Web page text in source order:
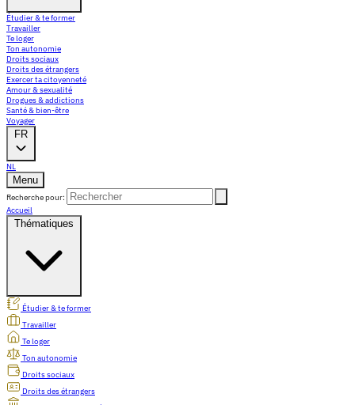
Étudier & te former
Travailler
Te loger
Ton autonomie
Droits sociaux
Droits des étrangers
Exercer ta citoyenneté
Amour & sexualité
Drogues & addictions
Santé & bien-être
Voyager
FR
NL
Menu
Recherche pour:
Accueil
Thématiques
Étudier & te former
Travailler
Te loger
Ton autonomie
Droits sociaux
Droits des étrangers